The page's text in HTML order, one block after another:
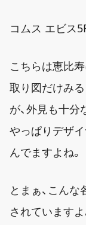
コムス エビス
こちらは恵比
取り図だけみ
が、外見も十分
やっぱりデザ
んでますよね。
とまぁ、こん
されていますよ